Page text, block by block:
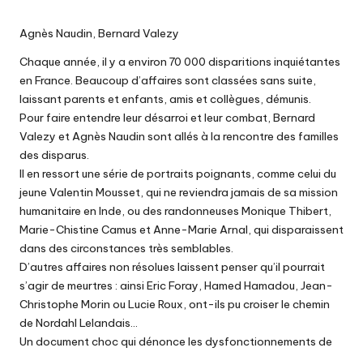
Agnès Naudin, Bernard Valezy
Chaque année, il y a environ 70 000 disparitions inquiétantes
en France. Beaucoup d’affaires sont classées sans suite,
laissant parents et enfants, amis et collègues, démunis.
Pour faire entendre leur désarroi et leur combat, Bernard
Valezy et Agnès Naudin sont allés à la rencontre des familles
des disparus.
Il en ressort une série de portraits poignants, comme celui du
jeune Valentin Mousset, qui ne reviendra jamais de sa mission
humanitaire en Inde, ou des randonneuses Monique Thibert,
Marie-Chistine Camus et Anne-Marie Arnal, qui disparaissent
dans des circonstances très semblables.
D’autres affaires non résolues laissent penser qu’il pourrait
s’agir de meurtres : ainsi Eric Foray, Hamed Hamadou, Jean-
Christophe Morin ou Lucie Roux, ont-ils pu croiser le chemin
de Nordahl Lelandais…
Un document choc qui dénonce les dysfonctionnements de